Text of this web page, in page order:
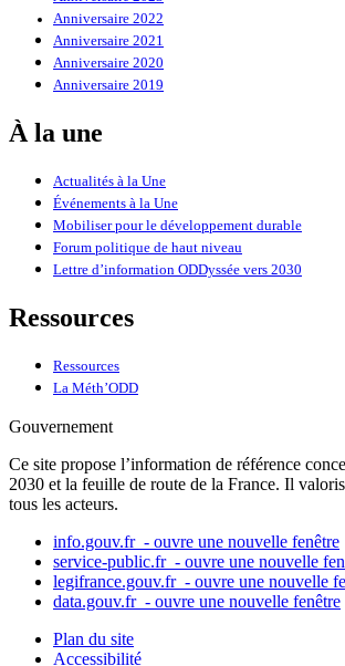
Anniversaire 2022
Anniversaire 2021
Anniversaire 2020
Anniversaire 2019
À la une
Actualités à la Une
Événements à la Une
Mobiliser pour le développement durable
Forum politique de haut niveau
Lettre d’information ODDyssée vers 2030
Ressources
Ressources
La Méth’ODD
Gouvernement
Ce site propose l’information de référence
2030 et la feuille de route de la France. Il
tous les acteurs.
info.gouv.fr - ouvre une nouvelle fenêtre
service-public.fr - ouvre une nouvelle
legifrance.gouv.fr - ouvre une nouvelle
data.gouv.fr - ouvre une nouvelle fenêtre
Plan du site
Accessibilité